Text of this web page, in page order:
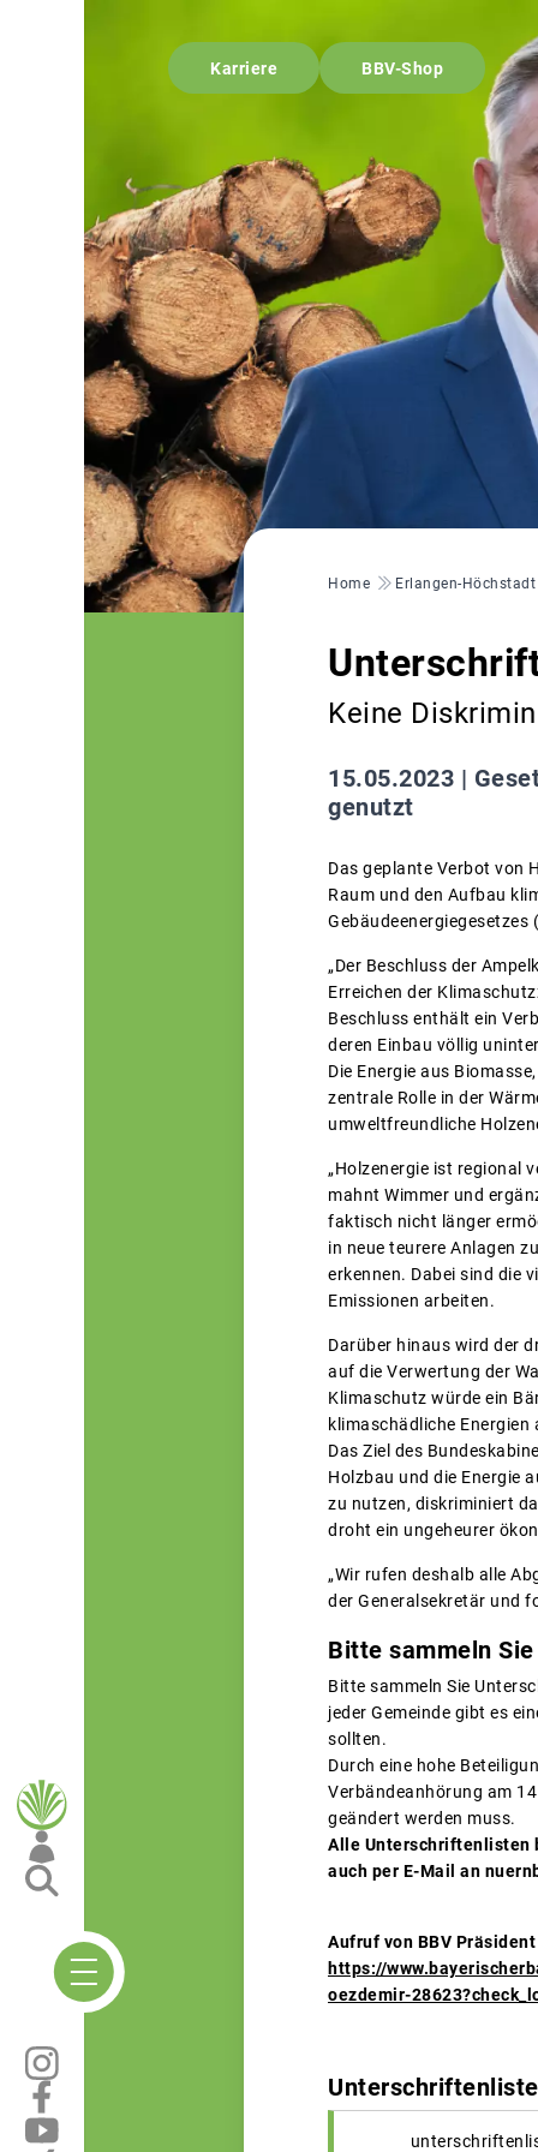
Karriere BBV-Shop
Pfadnavigation
Home Erlangen-Höchstadt
Keine
15.05.2023 |
genutzt
Das geplante Verbot von
Raum und den Aufbau
„Der Beschluss der
Erreichen der
Beschluss enthält ein
deren Einbau völlig
Die Energie aus
zentrale Rolle in der
umweltfreundliche
„Holzenergie ist regional
mahnt Wimmer und
faktisch nicht länger
in neue teurere Anlagen
erkennen. Dabei sind die
Emissionen arbeiten.
Darüber hinaus wird der
auf die Verwertung der
Klimaschutz würde ein
klimaschädliche Energien
Das Ziel des
Holzbau und die Energie
zu nutzen, diskriminiert
droht ein ungeheurer
„Wir rufen deshalb alle
der Generalsekretär und
Bitte sammeln
Bitte sammeln Sie
jeder Gemeinde gibt es
sollten.
Durch eine hohe
Verbändeanhörung am
geändert werden muss.
Alle Unterschriftenlisten
auch per E-Mail an
Aufruf von BBV
https://
oezdemir-